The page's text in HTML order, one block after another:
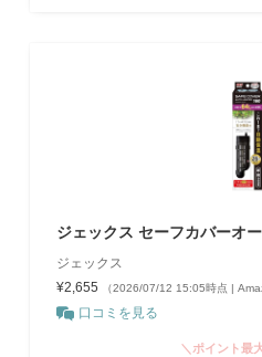
ジェックス セーフカバーオ
ジェックス
¥2,655
（2026/07/12 15:05時点 |
口コミを見る
＼ポイント最